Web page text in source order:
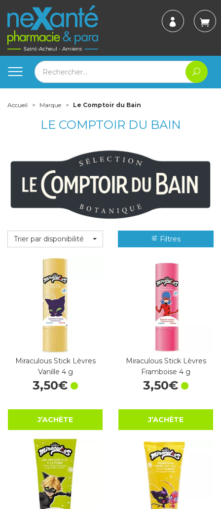
Accueil Marque Le Comptoir du Bain
LE COMPTOIR DU BAIN
Trier par disponibilité Filtres
Miraculous Stick Lèvres
Vanille 4 g
3,50€
J’ACHÈTE
Miraculous Stick Lèvres
Framboise 4 g
3,50€
J’ACHÈTE